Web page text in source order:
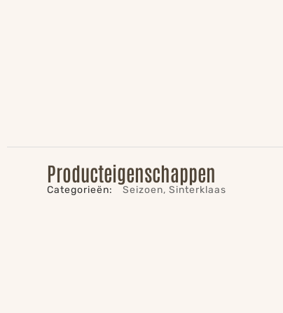
Producteigenschappen
Categorieën: Seizoen,Sinterklaas